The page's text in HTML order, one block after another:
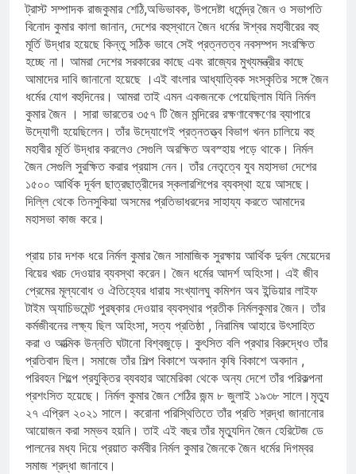
ট্রাস্ট সম্পাদক রাজকুমার শেঠি,অভিভাবক, উপদেষ্টা ধর্মেন্দ্র জৈন ও সভাপতি
বিনোদ কুমার কালা জানান, দেশের বহুস্থানে জৈন ধর্মের ঈশ্বর মহাবীরের বহু
মূর্তি উদ্ধার হয়েছে কিন্তু সঠিক ভাবে সেই প্রত্নতত্ব নবসম্পদ সংরক্ষিত
হচ্ছে না। আমরা দেশের সরকারের কাছে এবং রাজ্যের মুখ্যমন্ত্রীর কাছে
আমাদের দাবি জানানো হয়েছে ।এই বাংলার আধ্যাত্বিক সংস্কৃতির সঙ্গে জৈন
ধর্মের যোগ বহুদিনের। আমরা তাই এমন একজনকে পেয়েছিলাম যিনি নির্মল
কুমার জৈন । সারা ভারতের ৩৫৭ টি জৈন মন্দিরের রক্ষণাবেক্ষণের ব্যাপারে
উদ্যোগী হয়েছিলেন। তাঁর উদ্যোগেই প্রত্নতত্ত্ব বিভাগ খনন চালিয়ে বহু
মহাবীর মূর্তি উদ্ধার করলেও সেগুলি অরক্ষিত অবস্হায় পড়ে থাকে। নির্মল
জৈন সেগুলি সুরক্ষিত করার প্রয়াস নেন। তাঁর নেতৃত্বে যুব মহাসভা দেশের
১৫০০ আর্থিক দূর্বল ছাত্রছাত্রীদের স্কলারশিপের ব্যবস্থা হয়ে আসছে।
দিল্লি থেকে তিনসুকিয়া অসমের প্রতিভাধরদের সাহায্য করতে আমাদের
মহাসভা কাজ করে।
প্রায় চার দশক ধরে নির্মল কুমার জৈন সামাজিক সুরক্ষায় আর্থিক দুর্বল মেয়েদের
বিয়ের খরচ দেওয়ার ব্যবস্থা করেন। জৈন ধর্মের আদর্শ অহিংসা। এই জীব
প্রেমের মূল্যবোধ ও ঐতিহ্যের ধারায় সংখ্যালঘু কমিশন অব ইন্ডিয়ার লাইফ
টাইম অ্যাচিভমেন্ট পুরষ্কার দেওয়ার ব্যবস্থার প্রতীক নির্মলকুমার জৈন। তাঁর
কর্মজীবনের লক্ষ্য ছিল অহিংসা, সত্য প্রতিষ্ঠা , নিরামিষ আহারে উৎসাহিত
করা ও আত্মিক উন্নতি ঘটানো বিশ্বজুড়ে। কুৎসিত বলি প্রথার বিরুদ্ধেও তাঁর
প্রতিবাদ ছিল। সমাজে তাঁর শিল্প বিকাশে অবদান কৃষি বিকাশে অবদান ,
পরিবহন শিল্পে প্রযুক্তির ব্যবহার আমেরিকা থেকে অন্য দেশে তাঁর পরিকল্পনা
প্রশংসিত হয়েছে। নির্মল কুমার জৈন শেঠির জন্ম ৮ জুলাই ১৯৩৮ সালে।মৃত্যু
২৭ এপ্রিল ২০২১ সালে। করোনা পরিস্থিতিতে তাঁর প্রতি শ্রদ্ধা জানানোর
আয়োজন করা সম্ভব হয়নি। তাই এই বছর তাঁর মৃত্যুদিন জৈন হেরিটেজ ডে
পালনের মধ্য দিয়ে প্রয়াত কর্মবীর নির্মল কুমার জৈনকে জৈন ধর্মের দিগম্বর
সমাজ শ্রদ্ধা জানাবে।